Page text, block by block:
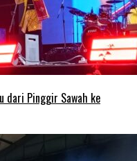
dari Pinggir Sawah ke